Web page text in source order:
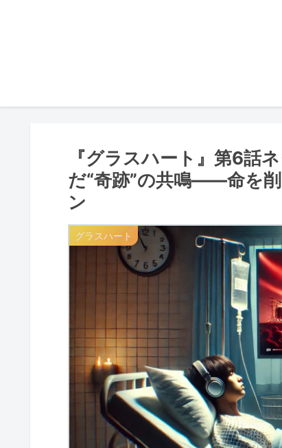
『グラスハート』第6話
だ“奇跡”の共鳴——命を
ン
グラスハート